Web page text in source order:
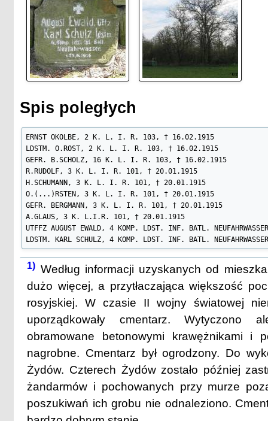
Spis poległych
ERNST OKOLBE, 2 K. L. I. R. 103, † 16.02.1915
LDSTM. O.ROST, 2 K. L. I. R. 103, † 16.02.1915
GEFR. B.SCHOLZ, 16 K. L. I. R. 103, † 16.02.1915
R.RUDOLF, 3 K. L. I. R. 101, † 20.01.1915
H.SCHUMANN, 3 K. L. I. R. 101, † 20.01.1915
O.(...)RSTEN, 3 K. L. I. R. 101, † 20.01.1915
GEFR. BERGMANN, 3 K. L. I. R. 101, † 20.01.1915
A.GLAUS, 3 K. L.I.R. 101, † 20.01.1915
UTFFZ AUGUST EWALD, 4 KOMP. LDST. INF. BATL.
LDSTM. KARL SCHULZ, 4 KOMP. LDST. INF. BATL.
1) Według informacji uzyskanych od
dużo więcej, a przytłaczająca większość
rosyjskiej. W czasie II wojny światowej
uporządkowały cmentarz. Wytyczono
obramowane betonowymi krawężnikami i
nagrobne. Cmentarz był ogrodzony. Do
Żydów. Czterech Żydów zostało później
żandarmów i pochowanych przy murze
poszukiwań ich grobu nie odnaleziono.